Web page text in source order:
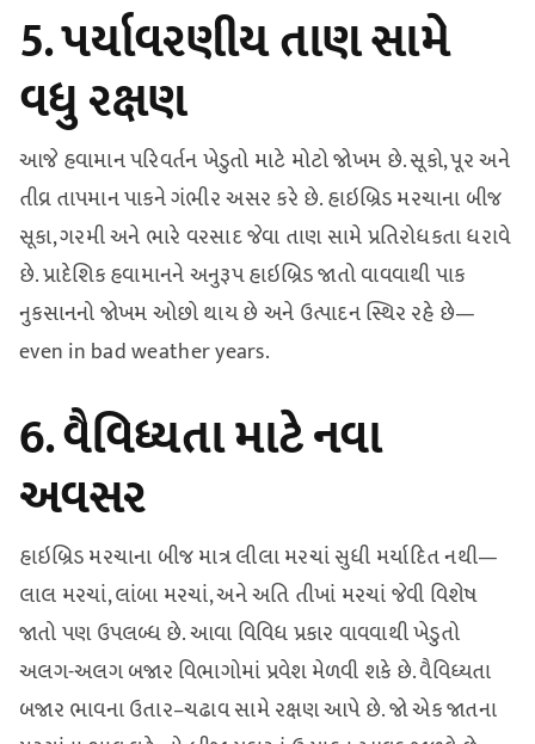
5. પર્યાવરણીય તાણ સામે
વધુ રક્ષણ
આજે હવામાન પરિવર્તન ખેડુતો માટે મોટો જોખમ છે. સૂકો, પૂર અને
તીવ્ર તાપમાન પાકને ગંભીર અસર કરે છે. હાઇબ્રિડ મરચાના બીજ
સૂકા, ગરમી અને ભારે વરસાદ જેવા તાણ સામે પ્રતિરોધકતા ધરાવે
છે. પ્રાદેશિક હવામાનને અનુરૂપ હાઇબ્રિડ જાતો વાવવાથી પાક
નુકસાનનો જોખમ ઓછો થાય છે અને ઉત્પાદન સ્થિર રહે છે—
even in bad weather years.
6. વૈવિધ્યતા માટે નવા
અવસર
હાઇબ્રિડ મરચાના બીજ માત્ર લીલા મરચાં સુધી મર્યાદિત નથી—
લાલ મરચાં, લાંબા મરચાં, અને અતિ તીખાં મરચાં જેવી વિશેષ
જાતો પણ ઉપલબ્ધ છે. આવા વિવિધ પ્રકાર વાવવાથી ખેડુતો
અલગ-અલગ બજાર વિભાગોમાં પ્રવેશ મેળવી શકે છે. વૈવિધ્યતા
બજાર ભાવના ઉતાર–ચઢાવ સામે રક્ષણ આપે છે. જો એક જાતના